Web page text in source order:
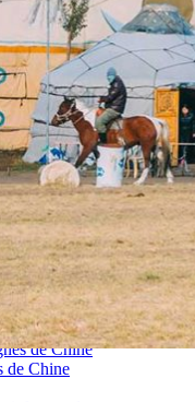
Asian Roads
en Chine
Chinoises
en Chine
Chinois
de Chine
de Chine